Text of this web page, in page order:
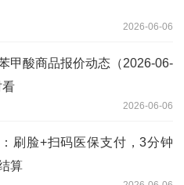
2026-06-06
甲酸商品报价动态（2026-06-
看
2026-06-06
刷脸+扫码医保支付，3分钟
算